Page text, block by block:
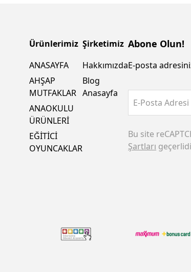
Ürünlerimiz
ANASAYFA
AHŞAP
MUTFAKLAR
ANAOKULU
ÜRÜNLERİ
EĞİTİCİ
OYUNCAKLAR
Şirketimiz
Hakkımızda
Blog
Anasayfa
Abone Olun!
E-posta
E-Posta Adresi
Bu site
Şartları